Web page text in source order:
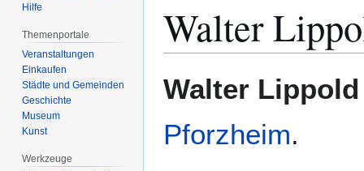
Walter
Navigation
Suche
Walter Lippold
Pforzheim.
Hilfe
Themenportale
Veranstaltungen
Einkaufen
Städte und Gemeinden
Geschichte
Museum
Kunst
Werkzeuge